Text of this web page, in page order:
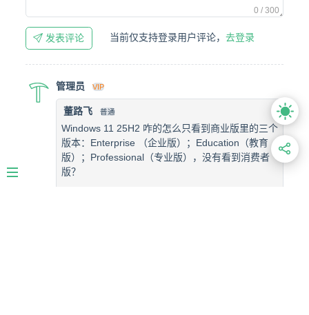
0 / 300
发表评论 当前仅支持登录用户评论， 去登录
管理员 VIP
董路飞 普通
Windows 11 25H2 咋的怎么只看到商业版里的三个
版本：Enterprise （企业版）；Education（教育
版）；Professional（专业版），没有看到消费者
版？